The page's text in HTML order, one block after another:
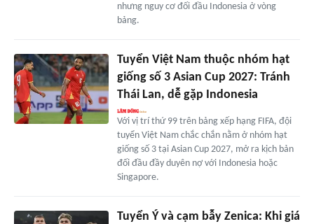
nhưng nguy cơ đối đầu Indonesia ở vòng
bảng.
Tuyển Việt Nam thuộc nhóm hạt
giống số 3 Asian Cup 2027: Tránh
Thái Lan, dễ gặp Indonesia
Với vị trí thứ 99 trên bảng xếp hạng FIFA, đội
tuyển Việt Nam chắc chắn nằm ở nhóm hạt
giống số 3 tại Asian Cup 2027, mở ra kịch bản
đối đầu đầy duyên nợ với Indonesia hoặc
Singapore.
Tuyển Ý và cạm bẫy Zenica: Khi giá